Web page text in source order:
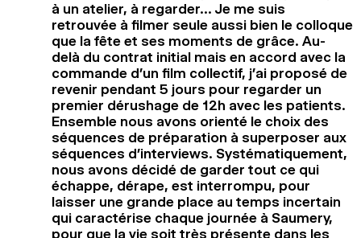
à un atelier, à regarder… Je me suis
retrouvée à filmer seule aussi bien le colloque
que la fête et ses moments de grâce. Au-
delà du contrat initial mais en accord avec la
commande d’un film collectif, j’ai proposé de
revenir pendant 5 jours pour regarder un
premier dérushage de 12h avec les patients.
Ensemble nous avons orienté le choix des
séquences de préparation à superposer aux
séquences d’interviews. Systématiquement,
nous avons décidé de garder tout ce qui
échappe, dérape, est interrompu, pour
laisser une grande place au temps incertain
qui caractérise chaque journée à Saumery,
pour que la vie soit très présente dans les